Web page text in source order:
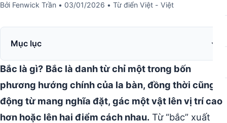
Bởi Fenwick Trần • 03/01/2026 • Từ điển Việt - Việt
Mục lục
Bắc là gì? Bắc là danh từ chỉ một trong bốn
phương hướng chính của la bàn, đồng thời cũng là
động từ mang nghĩa đặt, gác một vật lên vị trí cao
hơn hoặc lên hai điểm cách nhau. Từ “bắc” xuất